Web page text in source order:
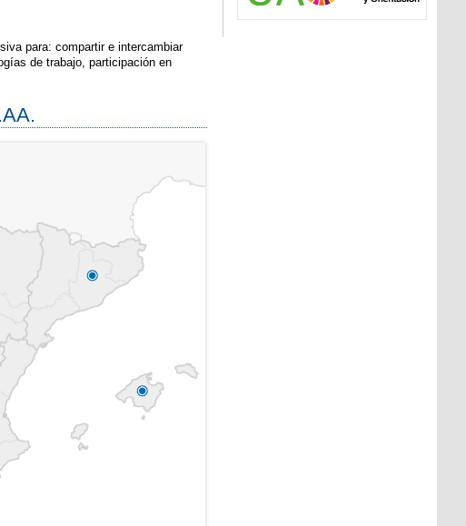
para: compartir e intercambiar
de trabajo, participación en
Acompañamiento y